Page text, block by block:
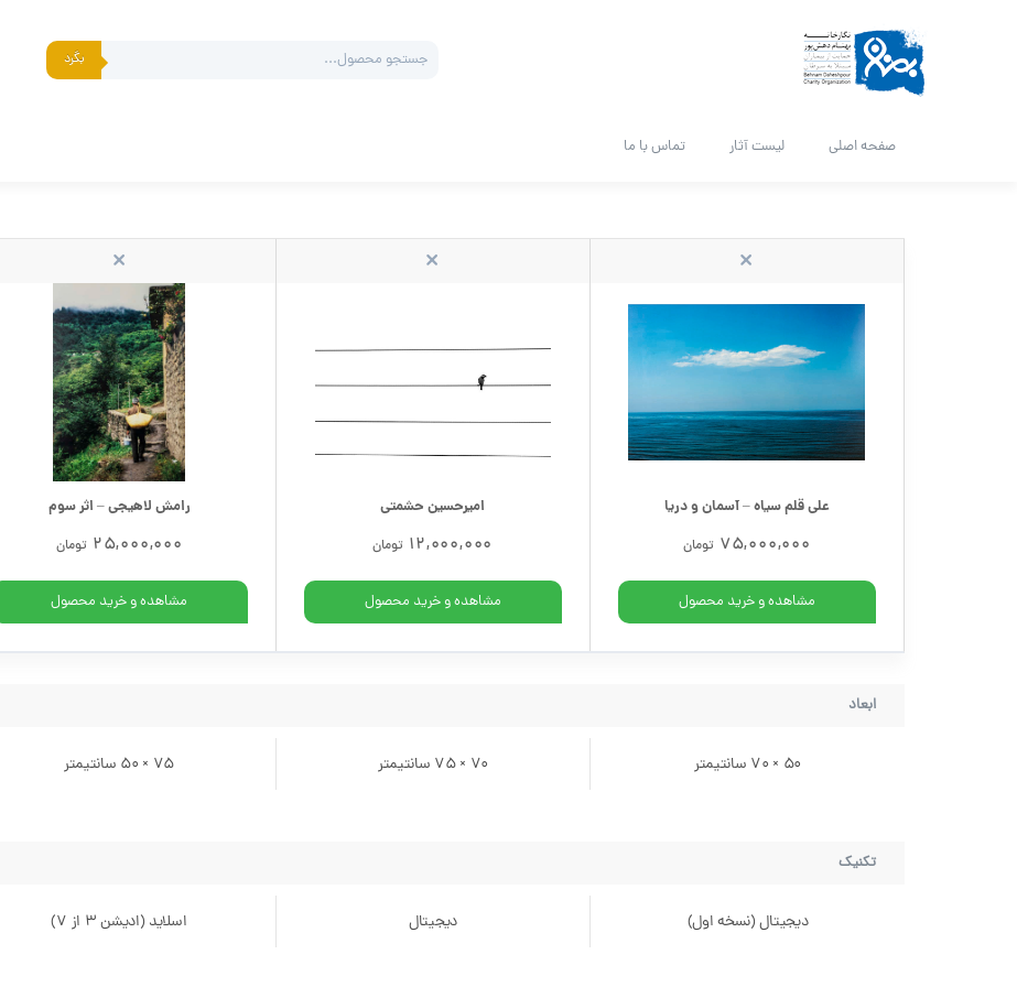
search بگرد
صفحه اصلی لیست آثار تماس با ما
علی قلم سیاه – آسمان و دریا
75,000,000 تومان
مشاهده و خرید محصول
امیرحسین حشمتی
12,000,000 تومان
مشاهده و خرید محصول
رامش لاهیجی – اثر سوم
25,000,000 تومان
مشاهده و خرید محصول
ابعاد
50 × 70 سانتیمتر 70 × 75 سانتیمتر 75 × 50 سانتیمتر
تکنیک
دیجیتال (نسخه اول) دیجیتال اسلاید (ادیشن 3 از 7)